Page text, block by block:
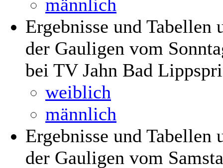
männlich
Ergebnisse und Tabellen
der Gauligen vom
bei TV Jahn Bad
weiblich
männlich
Ergebnisse und Tabellen
der Gauligen vom